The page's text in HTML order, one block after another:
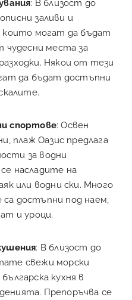
: В близост до
заливи и
които могат да бъдат
чудесни места за
Някои от тези
да бъдат достъпни
спортове: Освен
плаж Оазис предлага
за водни
насладите на
или водни ски. Много
достъпни под наем,
и уроци.
: В близост до
свежи морски
кухня в
Препоръчва се